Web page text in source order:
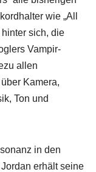
wie „All
hinter sich, die
Vampir-
allen
Kamera,
Ton und
in den
erhält seine